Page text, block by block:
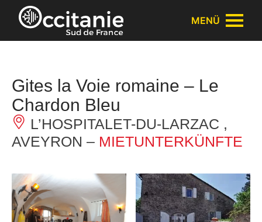
Cookie-Einstellungen
MENÜ
Gites la Voie romaine – Le
Chardon Bleu
L’HOSPITALET-DU-LARZAC ,
AVEYRON – MIETUNTERKÜNFTE